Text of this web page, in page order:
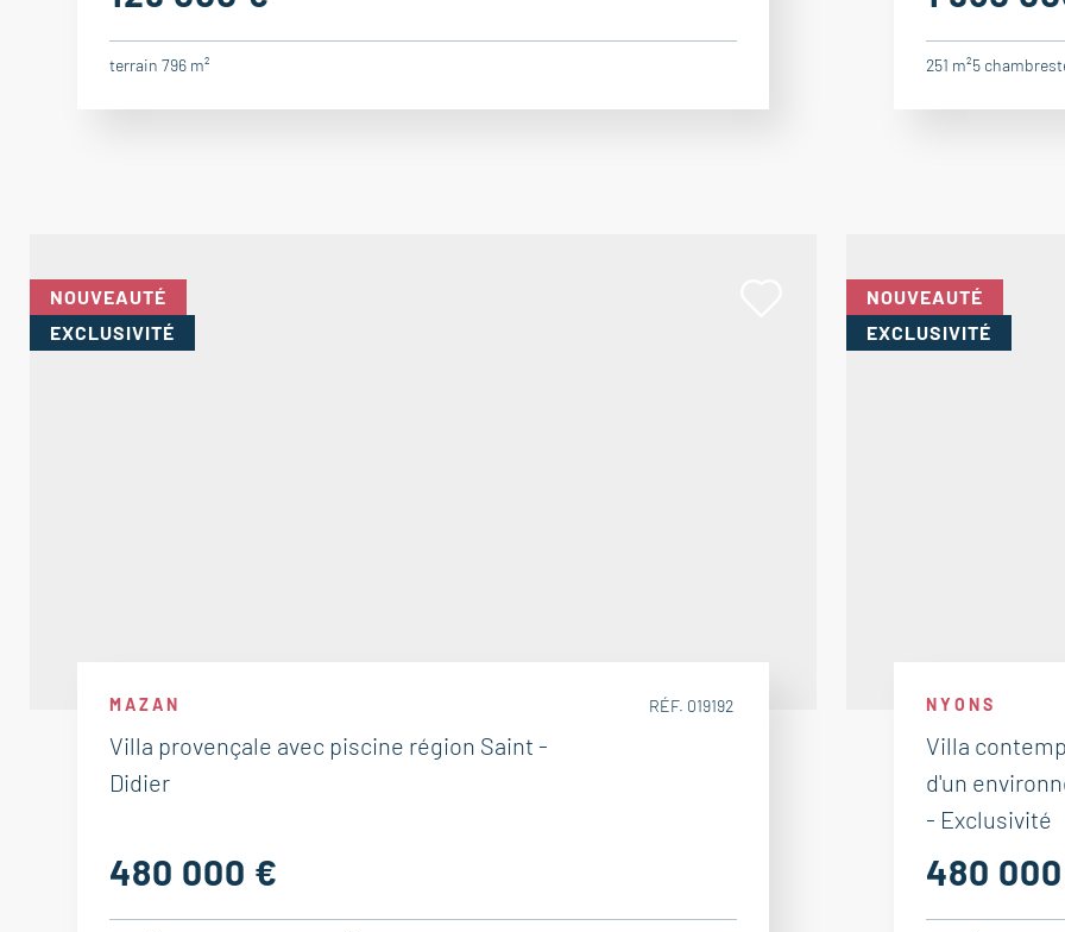
terrain 796 m² 251 m²5 chambres
NOUVEAUTÉ
EXCLUSIVITÉ
MAZAN
Villa provençale avec piscine région Saint -
Didier
480 000 €
RÉF. 019192
NOUVEAUTÉ
EXCLUSIVITÉ
NYONS
Villa
d'un
- Exclusivité
480